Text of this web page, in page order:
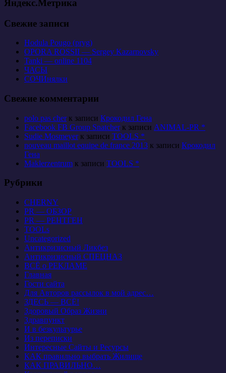
Яндекс.Метрика
Свежие записи
Hodula Pougo (pryg)
OPORA ROSSII — Sergey Kazarnovsky
Tanki — online 1104
ЧАСЫ
СОЧИнялки
Свежие комментарии
polo pas cherк записи Крокодил Гена
Facebook FB Group Snatcherк записи ANIMAL-PR *
Sudie Mosmeyerк записи TOOLS *
nouveau maillot equipe de france 2013 к записи Крокодил
Гена
Maklerzentrum к записи TOOLS *
Рубрики
CHERNY
PR — ОБЗОР
PR — РЕНТГЕН
TOOLs
Uncategorized
Антикризисный Ликбез
Антикризисный СПЕЦНАЗ
ВСЁ о РЕКЛАМЕ
Главная
Гости сайта
Для Авторов рассылок в мой адрес…
ЗДЕСЬ — ВСЁ!
Здоровый Образ Жизни
Здравпункт
И в безкультурье
Из переписки
Интересные Сайты и Ресурсы
КАК правильно выбрать Жилище
КАК ПРАВИЛЬНО…